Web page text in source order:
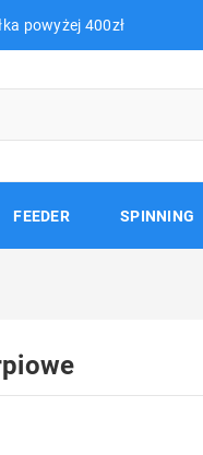
powyżej 400zł
FEEDER SPINNING